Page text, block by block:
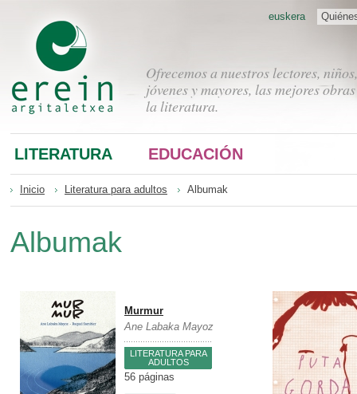
Ofrecemos a nuestros lectores, niños,
jóvenes y mayores, las mejores
la literatura.
euskera
LITERATURA EDUCACIÓN
Inicio Literatura para adultos Albumak
Albumak
Murmur
Ane Labaka Mayoz
LITERATURA PARA
ADULTOS
56 páginas